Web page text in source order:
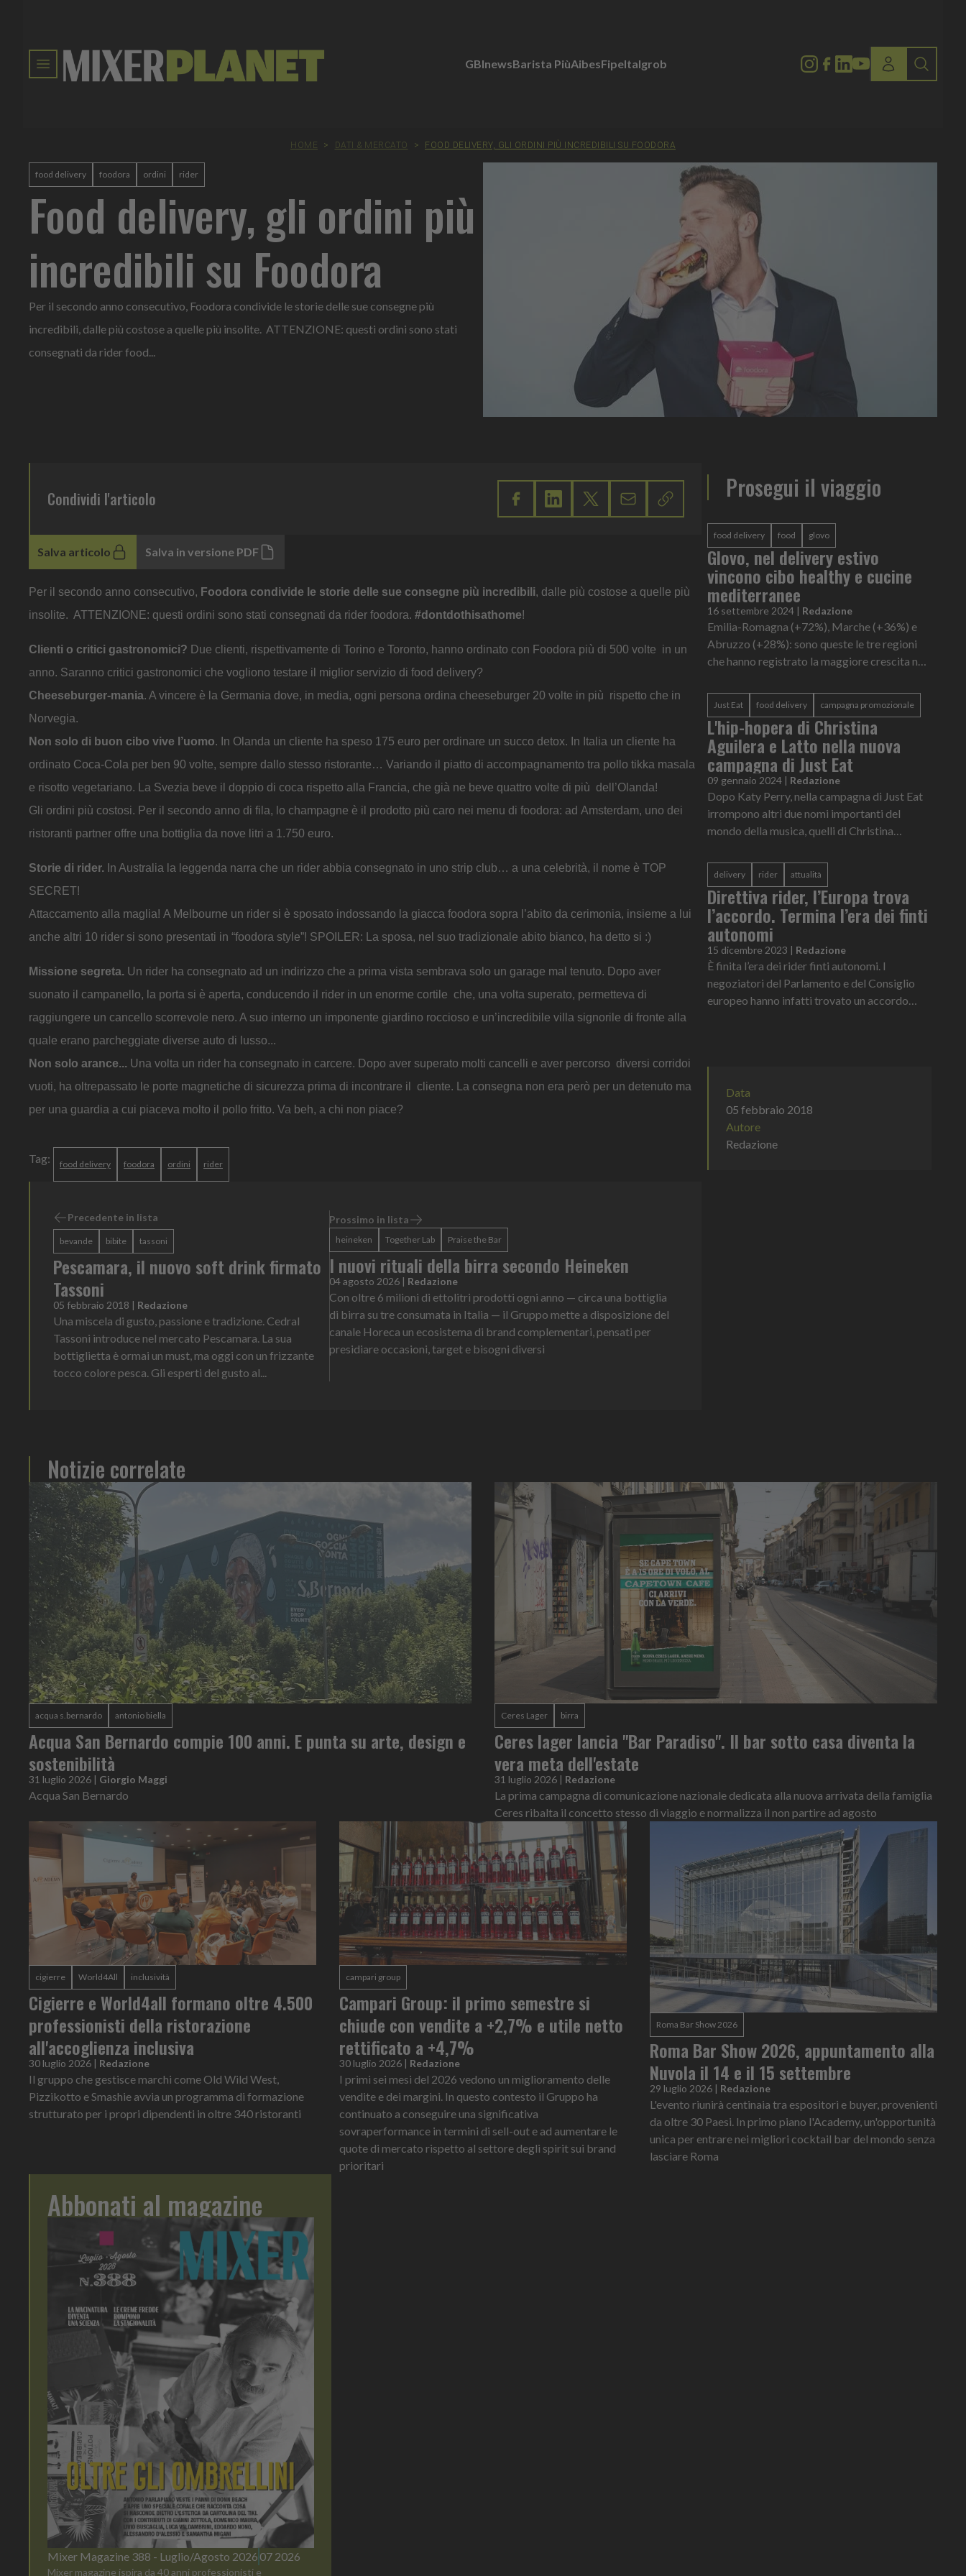
GBInewsBarista PiùAibesFipeItalgrob
HOME > DATI & MERCATO > FOOD DELIVERY, GLI ORDINI PIÙ INCREDIBILI SU FOODORA
food delivery foodora ordini rider
Food delivery, gli ordini più
incredibili su Foodora
Per il secondo anno consecutivo, Foodora condivide le storie delle sue consegne più
incredibili, dalle più costose a quelle più insolite. ATTENZIONE: questi ordini sono stati
consegnati da rider food...
Condividi l'articolo
Salva articolo Salva in versione PDF
Per il secondo anno consecutivo, Foodora condivide le storie delle sue consegne più incredibili, dalle più costose a quelle più
insolite. ATTENZIONE: questi ordini sono stati consegnati da rider foodora. #dontdothisathome!
Clienti o critici gastronomici? Due clienti, rispettivamente di Torino e Toronto, hanno ordinato con Foodora più di 500 volte in un
anno. Saranno critici gastronomici che vogliono testare il miglior servizio di food delivery?
Cheeseburger-mania. A vincere è la Germania dove, in media, ogni persona ordina cheeseburger 20 volte in più rispetto che in
Norvegia.
Non solo di buon cibo vive l’uomo. In Olanda un cliente ha speso 175 euro per ordinare un succo detox. In Italia un cliente ha
ordinato Coca-Cola per ben 90 volte, sempre dallo stesso ristorante… Variando il piatto di accompagnamento tra pollo tikka masala
e risotto vegetariano. La Svezia beve il doppio di coca rispetto alla Francia, che già ne beve quattro volte di più dell’Olanda!
Gli ordini più costosi. Per il secondo anno di fila, lo champagne è il prodotto più caro nei menu di foodora: ad Amsterdam, uno dei
ristoranti partner offre una bottiglia da nove litri a 1.750 euro.
Storie di rider. In Australia la leggenda narra che un rider abbia consegnato in uno strip club… a una celebrità, il nome è TOP
SECRET!
Attaccamento alla maglia! A Melbourne un rider si è sposato indossando la giacca foodora sopra l’abito da cerimonia, insieme a lui
anche altri 10 rider si sono presentati in “foodora style”! SPOILER: La sposa, nel suo tradizionale abito bianco, ha detto si :)
Missione segreta. Un rider ha consegnato ad un indirizzo che a prima vista sembrava solo un garage mal tenuto. Dopo aver
suonato il campanello, la porta si è aperta, conducendo il rider in un enorme cortile che, una volta superato, permetteva di
raggiungere un cancello scorrevole nero. A suo interno un imponente giardino roccioso e un’incredibile villa signorile di fronte alla
quale erano parcheggiate diverse auto di lusso...
Non solo arance... Una volta un rider ha consegnato in carcere. Dopo aver superato molti cancelli e aver percorso diversi corridoi
vuoti, ha oltrepassato le porte magnetiche di sicurezza prima di incontrare il cliente. La consegna non era però per un detenuto ma
per una guardia a cui piaceva molto il pollo fritto. Va beh, a chi non piace?
Tag: food delivery foodora ordini rider
Precedente in lista
bevande bibite tassoni
Pescamara, il nuovo soft drink firmato
Tassoni
05 febbraio 2018 | Redazione
Una miscela di gusto, passione e tradizione. Cedral
Tassoni introduce nel mercato Pescamara. La sua
bottiglietta è ormai un must, ma oggi con un frizzante
tocco colore pesca. Gli esperti del gusto al...
Prossimo in lista
heineken Together Lab Praise the Bar
I nuovi rituali della birra secondo Heineken
04 agosto 2026 | Redazione
Con oltre 6 milioni di ettolitri prodotti ogni anno — circa una bottiglia
di birra su tre consumata in Italia — il Gruppo mette a disposizione del
canale Horeca un ecosistema di brand complementari, pensati per
presidiare occasioni, target e bisogni diversi
Prosegui il viaggio
food delivery food glovo
Glovo, nel delivery estivo
vincono cibo healthy e cucine
mediterranee
16 settembre 2024 | Redazione
Emilia-Romagna (+72%), Marche (+36%) e
Abruzzo (+28%): sono queste le tre regioni
che hanno registrato la maggiore crescita nel
Project con cui Glovo offre uno...
Just Eat food delivery campagna promozionale
L'hip-hopera di Christina
Aguilera e Latto nella nuova
campagna di Just Eat
09 gennaio 2024 | Redazione
Dopo Katy Perry, nella campagna di Just Eat
irrompono altri due nomi importanti del
mondo della musica, quelli di Christina
presentano il loro primo br...
delivery rider attualità
Direttiva rider, l’Europa trova
l’accordo. Termina l’era dei finti
autonomi
15 dicembre 2023 | Redazione
È finita l’era dei rider finti autonomi. I
negoziatori del Parlamento e del Consiglio
europeo hanno infatti trovato un accordo
Data
05 febbraio 2018
Autore
Redazione
Notizie correlate
acqua s.bernardo antonio biella
Acqua San Bernardo compie 100 anni. E punta su arte, design e
sostenibilità
31 luglio 2026 | Giorgio Maggi
Acqua San Bernardo
Ceres Lager birra
Ceres lager lancia "Bar Paradiso". Il bar sotto casa diventa la
vera meta dell'estate
31 luglio 2026 | Redazione
La prima campagna di comunicazione nazionale dedicata alla nuova arrivata della famiglia
Ceres ribalta il concetto stesso di viaggio e normalizza il non partire ad agosto
cigierre World4All inclusività
Cigierre e World4all formano oltre 4.500
professionisti della ristorazione
all'accoglienza inclusiva
30 luglio 2026 | Redazione
Il gruppo che gestisce marchi come Old Wild West,
Pizzikotto e Smashie avvia un programma di formazione
strutturato per i propri dipendenti in oltre 340 ristoranti
campari group
Campari Group: il primo semestre si
chiude con vendite a +2,7% e utile netto
rettificato a +4,7%
30 luglio 2026 | Redazione
I primi sei mesi del 2026 vedono un miglioramento delle
vendite e dei margini. In questo contesto il Gruppo ha
continuato a conseguire una significativa
sovraperformance in termini di sell-out e ad aumentare le
quote di mercato rispetto al settore degli spirit sui brand
prioritari
Roma Bar Show 2026
Roma Bar Show 2026, appuntamento alla
Nuvola il 14 e il 15 settembre
29 luglio 2026 | Redazione
L'evento riunirà centinaia tra espositori e buyer, provenienti
da oltre 30 Paesi. In primo piano l'Academy, un'opportunità
unica per entrare nei migliori cocktail bar del mondo senza
lasciare Roma
Abbonati al magazine
Mixer Magazine 388 - Luglio/Agosto 2026 07 2026
Mixer magazine ispira da 40 anni professionisti e